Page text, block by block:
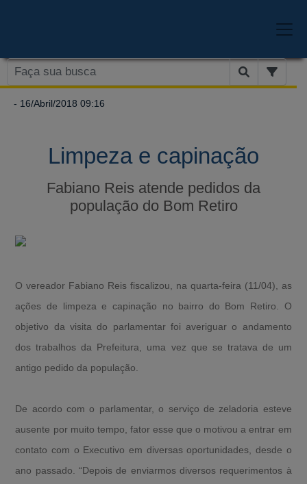
- 16/Abril/2018 09:16
Limpeza e capinação
Fabiano Reis atende pedidos da
população do Bom Retiro
O vereador Fabiano Reis fiscalizou, na quarta-feira (11/04), as
ações de limpeza e capinação no bairro do Bom Retiro. O
objetivo da visita do parlamentar foi averiguar o andamento
dos trabalhos da Prefeitura, uma vez que se tratava de um
antigo pedido da população.
De acordo com o parlamentar, o serviço de zeladoria esteve
ausente por muito tempo, fator esse que o motivou a entrar em
contato com o Executivo em diversas oportunidades, desde o
ano passado. “Depois de enviarmos diversos requerimentos à